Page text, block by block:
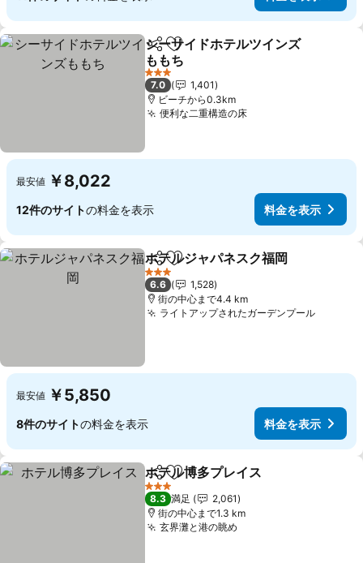
シェアお気に入りに追加
シーサイドホテルツインズ
ももち
3 ホテルのランク
7.0
1,401
ビーチから0.3km
便利な二重構造の床
最安値 ￥8,022
12件のサイトの料金を表示 料金を表示
シェアお気に入りに追加
ホテルジャパネスク福岡
3 ホテルのランク
6.6
1,528
街の中心まで4.4 km
ライトアップされたガーデンプール
最安値 ￥5,850
8件のサイトの料金を表示 料金を表示
シェアお気に入りに追加
ホテル博多プレイス
3 ホテルのランク
8.3 満足
2,061
街の中心まで1.3 km
玄界灘と港の眺め